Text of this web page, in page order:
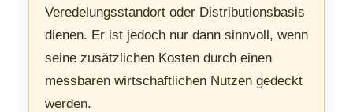
Veredelungsstandort oder Distributionsbasis
dienen. Er ist jedoch nur dann sinnvoll, wenn
seine zusätzlichen Kosten durch einen
messbaren wirtschaftlichen Nutzen gedeckt
werden.